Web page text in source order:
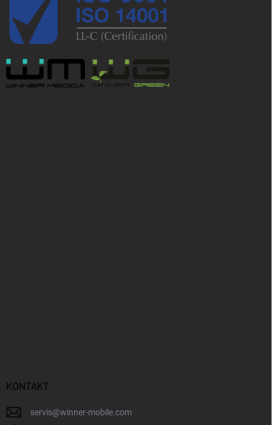
KONTAKT
servis@winner-mobile.com